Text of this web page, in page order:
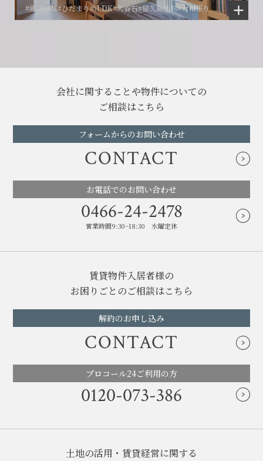
#湘南移住#ひだまりのLDK#大谷石#屋久島地杉#大和張り
会社に関することや物件についての
ご相談はこちら
フォームからのお問い合わせ
CONTACT
お電話でのお問い合わせ
0466-24-2478
営業時間9:30~18:30 水曜定休
賃貸物件入居者様の
お困りごとのご相談はこちら
解約のお申し込み
CONTACT
プロコール24ご利用の方
0120-073-386
土地の活用・賃貸経営に関する